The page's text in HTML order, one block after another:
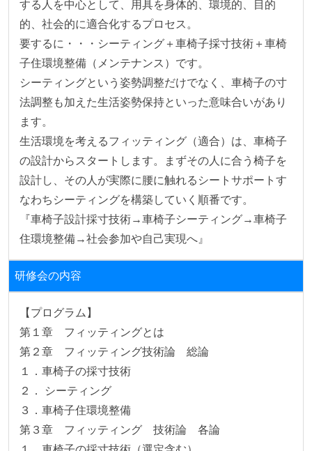
する人を中心として、用具を身体的、環境的、目的
的、社会的に適合化するプロセス。
要するに・・・シーティング＋車椅子採寸技術＋車椅
子住環境整備（メンテナンス）です。
シーティングという姿勢調整だけでなく、車椅子の寸
法調整も加えた生活姿勢保持といった意味合いがあり
ます。
生活環境を考えるフィッティング（適合）は、車椅子
の設計からスタートします。まずその人に合う椅子を
設計し、その人が実際に腰に触れるシートサポートす
なわちシーティングを構築していく順番です。
『車椅子設計採寸技術→車椅子シーティング→車椅子
住環境整備→社会参加や自己実現へ』
研修会の内容
【プログラム】
第１章　フィッティングとは
第２章　フィッティング技術論　総論
１．車椅子の採寸技術
２． シーティング
３．車椅子住環境整備
第３章　フィッティング　技術論　各論